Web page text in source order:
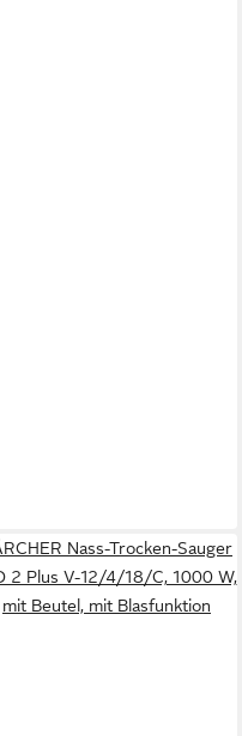
Nass-Trocken-Sauger
2 Plus V-12/4/18/C, 1000 W,
mit Beutel, mit Blasfunktion